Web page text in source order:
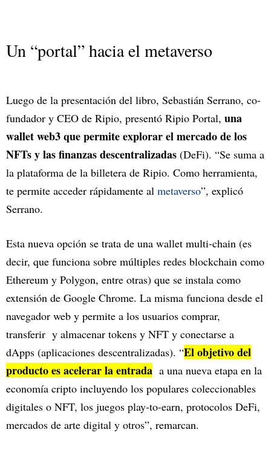
Un “portal” hacia el metaverso
Luego de la presentación del libro, Sebastián Serrano, co-
fundador y CEO de Ripio, presentó Ripio Portal, una
wallet web3 que permite explorar el mercado de los
NFTs y las finanzas descentralizadas (DeFi). “Se suma a
la plataforma de la billetera de Ripio. Como herramienta,
te permite acceder rápidamente al metaverso”, explicó
Serrano.
Esta nueva opción se trata de una wallet multi-chain (es
decir, que funciona sobre múltiples redes blockchain como
Ethereum y Polygon, entre otras) que se instala como
extensión de Google Chrome. La misma funciona desde el
navegador web y permite a los usuarios comprar,
transferir y almacenar tokens y NFT y conectarse a
dApps (aplicaciones descentralizadas). “El objetivo del
producto es acelerar la entrada a una nueva etapa en la
economía cripto incluyendo los populares coleccionables
digitales o NFT, los juegos play-to-earn, protocolos DeFi,
mercados de arte digital y otros”, remarcan.